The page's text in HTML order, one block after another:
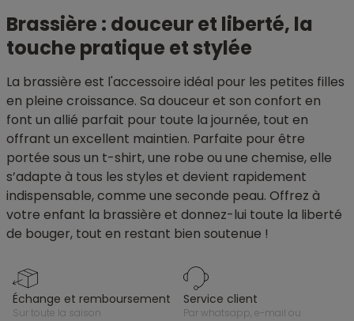
Brassière : douceur et liberté, la
touche pratique et stylée
La brassière est l'accessoire idéal pour les petites filles
en pleine croissance. Sa douceur et son confort en
font un allié parfait pour toute la journée, tout en
offrant un excellent maintien. Parfaite pour être
portée sous un t-shirt, une robe ou une chemise, elle
s’adapte à tous les styles et devient rapidement
indispensable, comme une seconde peau. Offrez à
votre enfant la brassière et donnez-lui toute la liberté
de bouger, tout en restant bien soutenue !
échange et remboursement
sur toute la saison
service client
par whatsapp, e-mail ou